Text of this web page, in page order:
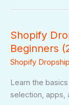
Shopify
Beginners
Shopify
Learn the
selection, apps,
Shopify
Dropshipping
Tutorial
Beginners
(2025